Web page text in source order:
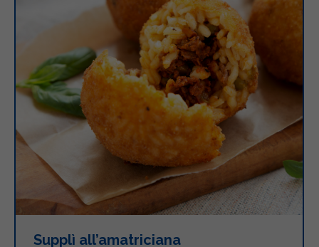
Supplì all’amatriciana